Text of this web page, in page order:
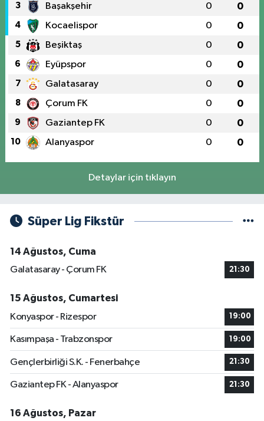
3 Başakşehir 0 0
4 Kocaelispor 0 0
5 Beşiktaş 0 0
6 Eyüpspor 0 0
7 Galatasaray 0 0
8 Çorum FK 0 0
9 Gaziantep FK 0 0
10 Alanyaspor 0 0
Detaylar için tıklayın
Süper Lig Fikstür
14 Ağustos, Cuma
Galatasaray - Çorum FK
21:30
15 Ağustos, Cumartesi
Konyaspor - Rizespor
19:00
Kasımpaşa - Trabzonspor 19:00
Gençlerbirliği S.K. - Fenerbahçe 21:30
Gaziantep FK - Alanyaspor 21:30
16 Ağustos, Pazar